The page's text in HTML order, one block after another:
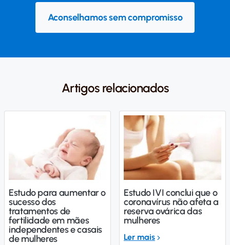
Aconselhamos sem compromisso
Artigos relacionados
Estudo para aumentar o
sucesso dos
tratamentos de
fertilidade em mães
independentes e casais
de mulheres
Estudo IVI conclui que o
coronavírus não afeta a
reserva ovárica das
mulheres
Ler mais